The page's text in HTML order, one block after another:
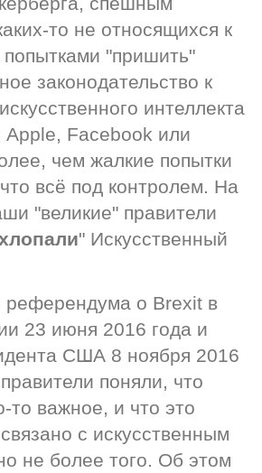
то не относящихся к
"пришить"
законодательство к
интеллекта
Apple, Facebook или
чем жалкие попытки
всё под контролем. На
"великие" правители
" Искусственный
референдума о Brexit в
23 июня 2016 года и
США 8 ноября 2016
поняли, что
то важное, и что это
с искусственным
не более того. Об этом